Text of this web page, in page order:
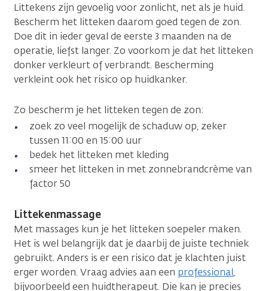
Littekens zijn gevoelig voor zonlicht, net als je huid.
Bescherm het litteken daarom goed tegen de zon.
Doe dit in ieder geval de eerste 3 maanden na de
operatie, liefst langer. Zo voorkom je dat het litteken
donker verkleurt of verbrandt. Bescherming
verkleint ook het risico op huidkanker.
Zo bescherm je het litteken tegen de zon:
zoek zo veel mogelijk de schaduw op, zeker
tussen 11:00 en 15:00 uur
bedek het litteken met kleding
smeer het litteken in met zonnebrandcrème van
factor 50
Littekenmassage
Met massages kun je het litteken soepeler maken.
Het is wel belangrijk dat je daarbij de juiste techniek
gebruikt. Anders is er een risico dat je klachten juist
erger worden. Vraag advies aan een professional,
bijvoorbeeld een huidtherapeut. Die kan je precies